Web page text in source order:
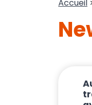
Accueil